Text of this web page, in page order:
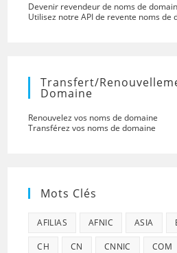
Devenir revendeur de noms de
Utilisez notre API de revente noms de
Transfert/
Domaine
Renouvelez vos noms de domaine
Transférez vos noms de domaine
Mots Clés
AFILIAS AFNIC ASIA
CH CN CNNIC COM